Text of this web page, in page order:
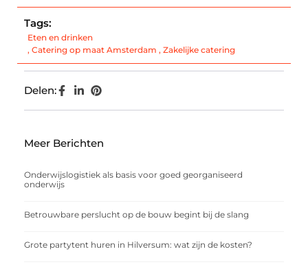
Tags:
Eten en drinken
, Catering op maat Amsterdam , Zakelijke catering
Delen:
Meer Berichten
Onderwijslogistiek als basis voor goed georganiseerd
onderwijs
Betrouwbare perslucht op de bouw begint bij de slang
Grote partytent huren in Hilversum: wat zijn de kosten?